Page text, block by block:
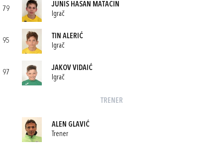
79
JUNIS HASAN MATACIN
Igrač
95
TIN ALERIĆ
Igrač
97
JAKOV VIDAIĆ
Igrač
TRENER
ALEN GLAVIĆ
Trener